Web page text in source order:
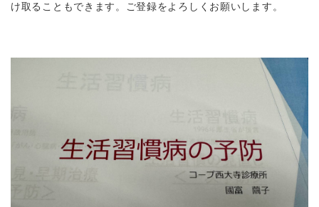
け取ることもできます。ご登録をよろしくお願いします。